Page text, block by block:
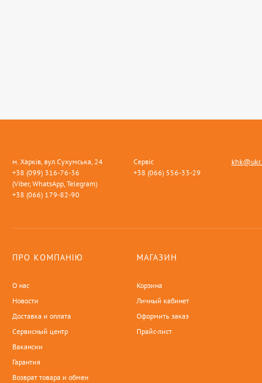
м. Харків, вул.Сухумська, 24
+38 (099) 316-76-36
(Viber, WhatsApp, Telegram)
+38 (066) 179-82-90
Сервіс
+38 (066) 556-33-29
ПРО КОМПАНІЮ
О нас
Новости
Доставка и оплата
Сервисный центр
Вакансии
Гарантия
Возврат товара и обмен
МАГАЗИН
Корзина
Личный кабинет
Оформить заказ
Прайс-лист